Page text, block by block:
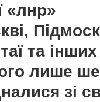
«лнр»
та інших
лише
зі